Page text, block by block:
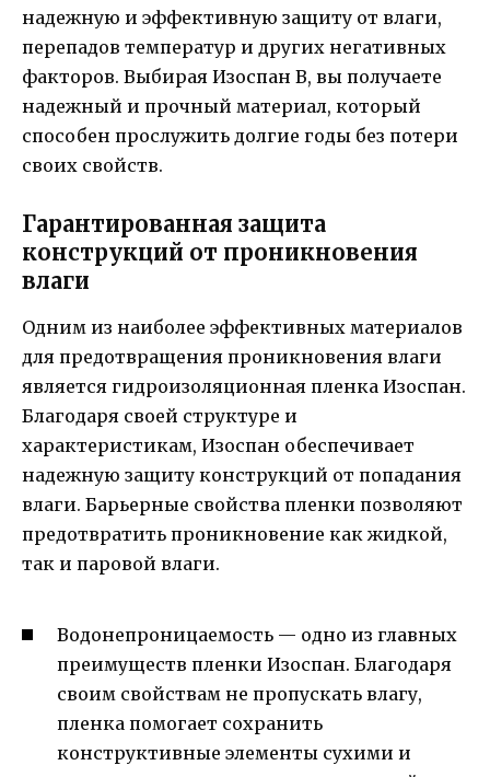
надежную и эффективную защиту от влаги,
перепадов температур и других негативных
факторов. Выбирая Изоспан B, вы получаете
надежный и прочный материал, который
способен прослужить долгие годы без потери
своих свойств.
Гарантированная защита
конструкций от проникновения
влаги
Одним из наиболее эффективных материалов
для предотвращения проникновения влаги
является гидроизоляционная пленка Изоспан.
Благодаря своей структуре и
характеристикам, Изоспан обеспечивает
надежную защиту конструкций от попадания
влаги. Барьерные свойства пленки позволяют
предотвратить проникновение как жидкой,
так и паровой влаги.
Водонепроницаемость — одно из главных
преимуществ пленки Изоспан. Благодаря
своим свойствам не пропускать влагу,
пленка помогает сохранить
конструктивные элементы сухими и